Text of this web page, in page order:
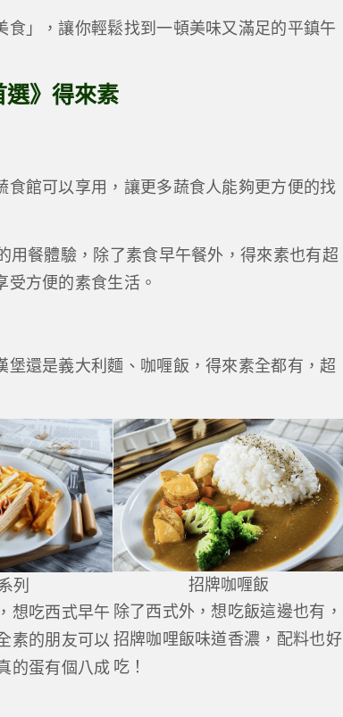
」，讓你輕鬆找到一頓美味又滿足的平鎮午
選》得來素
館可以享用，讓更多蔬食人能夠更方便的找
餐體驗，除了素食早午餐外，得來素也有超
方便的素食生活。
還是義大利麵、咖喱飯，得來素全都有，超
列
想吃西式早午
素的朋友可以
的蛋有個八成
招牌咖喱飯
除了西式外，想吃飯這邊也有，
招牌咖哩飯味道香濃，配料也好
吃！